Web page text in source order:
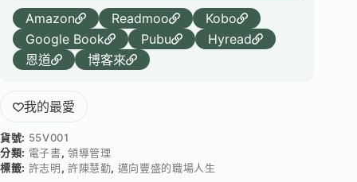
Amazon Readmoo
Kobo
Google Book
Pubu
Hyread
恩道
博客來
我的最愛
貨號: 55V001
分類: 電子書, 領導管理
標籤: 許志明, 許陳慧勤, 邁向豐盛的職場人生